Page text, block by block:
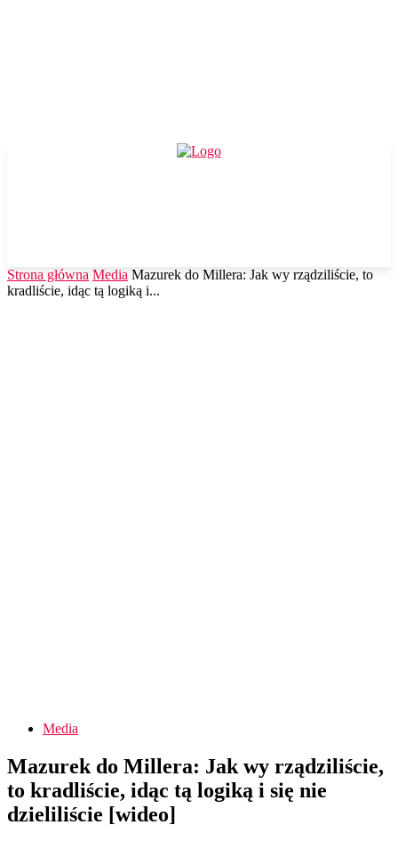
Strona główna Media Mazurek do Millera: Jak wy rządziliście, to
kradliście, idąc tą logiką i...
Media
Mazurek do Millera: Jak wy rządziliście,
to kradliście, idąc tą logiką i się nie
dzieliliście [wideo]